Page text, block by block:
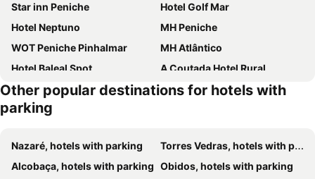
Star inn Peniche
Hotel Golf Mar
Hotel Neptuno
MH Peniche
WOT Peniche Pinhalmar
MH Atlântico
Hotel Baleal Spot
A Coutada Hotel Rural
Rio do Prado
Aktion Peniche Hostel & Apartments
INATEL Foz do Arelho
RIDE Surf Resort & Spa
Baleal 4 Surf
Isaura Home
Villa House Vasco da Gama - Pool & BQQ - Pata da Gaivota
Other popular destinations for hotels with
parking
Nazaré, hotels with parking
Torres Vedras, hotels with parking
Alcobaça, hotels with parking Obidos, hotels with parking